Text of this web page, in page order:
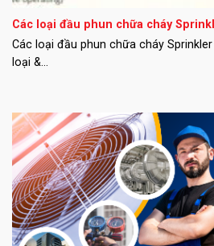
Các loại đầu phun chữa cháy
Các loại đầu phun chữa cháy
loại &...